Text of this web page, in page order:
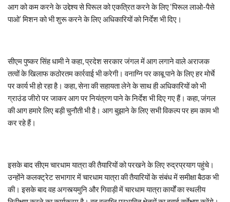
आग को कम करने के उद्देश्य से पिरूल को एकत्रित करने के लिए ‘पिरूल लाओ-पैसे
पाओ’ मिशन को भी शुरू करने के लिए अधिकारियों को निर्देश भी दिए।
सीएम पुष्कर सिंह धामी ने कहा, प्रदेश सरकार जंगल में आग लगाने वाले अराजक
तत्वों के खिलाफ कठोरतम कार्रवाई भी करेगी। वनाग्नि पर काबू पाने के लिए हर मोर्चे
पर कार्य भी हो रहा है। कहा, सेना की सहायता लेने के साथ ही अधिकारियों को भी
ग्राउंड जीरो पर जाकर आग पर नियंत्रण पाने के निर्देश भी दिए गए हैं। कहा, जंगल
की आग हमारे लिए बड़ी चुनौती भी है। आग बुझाने के लिए सभी विकल्प पर हम काम भी
कर रहे हैं।
इसके बाद सीएम चारधाम यात्रा की तैयारियों को परखने के लिए रुद्रप्रयाग पहुंचे।
उन्होंने कलक्ट्रेट सभागार में चारधाम यात्रा की तैयारियों के संबंध में समीक्षा बैठक भी
की। इसके बाद वह अगस्त्यमुनि और गिवाड़ी में चारधाम यात्रा कार्यों का स्थलीय